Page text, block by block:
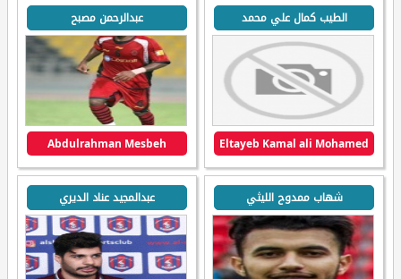
الطيب كمال علي محمد
Eltayeb Kamal ali Mohamed
عبدالرحمن مصبح
Abdulrahman Mesbeh
شهاب ممدوح الليثي عبدالمجيد عناد الديري